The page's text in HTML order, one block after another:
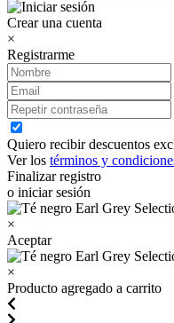
Crear una cuenta
×
Registrarme
Quiero recibir descuentos
Ver los términos y
Finalizar registro
o iniciar sesión
×
Aceptar
×
Producto agregado a carrito